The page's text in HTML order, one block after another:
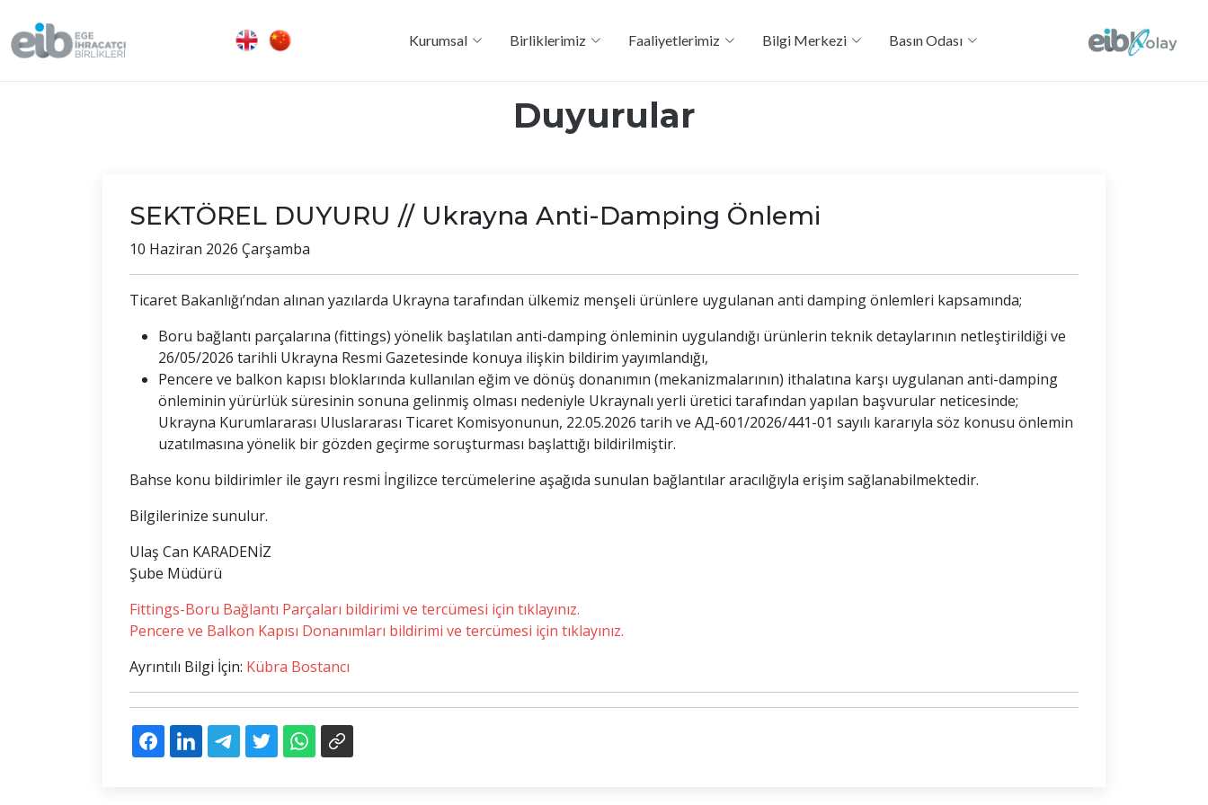
Kurumsal Birliklerimiz Faaliyetlerimiz Bilgi Merkezi Basın Odası
Duyurular
SEKTÖREL DUYURU // Ukrayna Anti-Damping Önlemi
10 Haziran 2026 Çarşamba
Ticaret Bakanlığı’ndan alınan yazılarda Ukrayna tarafından ülkemiz menşeli ürünlere uygulanan anti damping önlemleri kapsamında;
Boru bağlantı parçalarına (fittings) yönelik başlatılan anti-damping önleminin uygulandığı ürünlerin teknik detaylarının netleştirildiği ve
26/05/2026 tarihli Ukrayna Resmi Gazetesinde konuya ilişkin bildirim yayımlandığı,
Pencere ve balkon kapısı bloklarında kullanılan eğim ve dönüş donanımın (mekanizmalarının) ithalatına karşı uygulanan anti-damping
önleminin yürürlük süresinin sonuna gelinmiş olması nedeniyle Ukraynalı yerli üretici tarafından yapılan başvurular neticesinde;
Ukrayna Kurumlararası Uluslararası Ticaret Komisyonunun, 22.05.2026 tarih ve АД-601/2026/441-01 sayılı kararıyla söz konusu önlemin
uzatılmasına yönelik bir gözden geçirme soruşturması başlattığı bildirilmiştir.
Bahse konu bildirimler ile gayrı resmi İngilizce tercümelerine aşağıda sunulan bağlantılar aracılığıyla erişim sağlanabilmektedir.
Bilgilerinize sunulur.
Ulaş Can KARADENİZ
Şube Müdürü
Fittings-Boru Bağlantı Parçaları bildirimi ve tercümesi için tıklayınız.
Pencere ve Balkon Kapısı Donanımları bildirimi ve tercümesi için tıklayınız.
Ayrıntılı Bilgi İçin: Kübra Bostancı